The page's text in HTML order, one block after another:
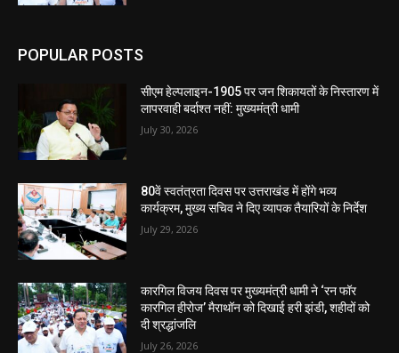
POPULAR POSTS
सीएम हेल्पलाइन-1905 पर जन शिकायतों के निस्तारण में
लापरवाही बर्दाश्त नहीं: मुख्यमंत्री धामी
July 30, 2026
80वें स्वतंत्रता दिवस पर उत्तराखंड में होंगे भव्य
कार्यक्रम, मुख्य सचिव ने दिए व्यापक तैयारियों के निर्देश
July 29, 2026
कारगिल विजय दिवस पर मुख्यमंत्री धामी ने ‘रन फॉर
कारगिल हीरोज’ मैराथॉन को दिखाई हरी झंडी, शहीदों को
दी श्रद्धांजलि
July 26, 2026